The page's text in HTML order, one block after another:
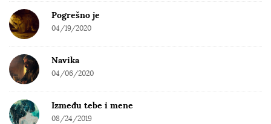
Pogrešno je
04/19/2020
Navika
04/06/2020
Između tebe i mene
08/24/2019